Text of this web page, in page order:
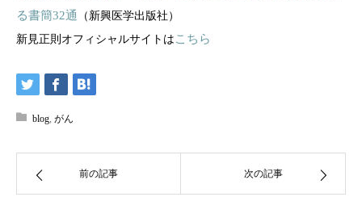
る書簡32通
（新興医学出版社）
新見正則オフィシャルサイトはこちら
blog, がん
前の記事 次の記事